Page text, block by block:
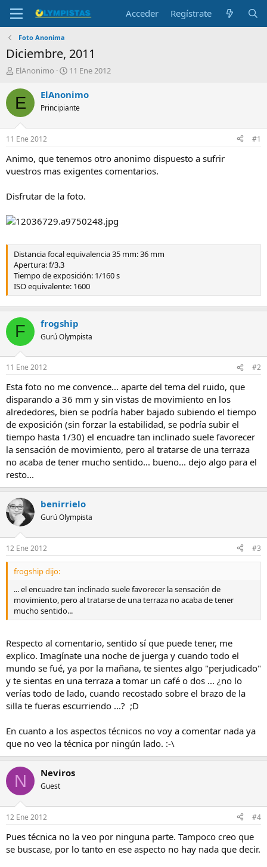
Acceder Regístrate
Foto Anonima
Diciembre, 2011
I
i
c
a
d
o
r
e
t
m
ElAnonimo
F
c
a
i
n
c
o
11 Ene 2012
E ElAnonimo
Principiante
11 Ene 2012 #1
Animo, que tenemos otro anonimo dispuesto a sufrir
vuestros mas exigentes comentarios.
Disfrutar de la foto.
Distancia focal equivalencia 35 mm: 36 mm
Apertura: f/3.3
Tiempo de exposición: 1/160 s
ISO equivalente: 1600
F frogship
Gurú Olympista
11 Ene 2012 #2
Esta foto no me convence... aparte del tema del ruido, que
disparando a 36 mm y sin vistas de movimiento en los
alrededores, bien se podría haber bajado subiendo el tiempo
de exposición (sin forzar la estabilidad, se podría subir el
tiempo hasta 1/30) el encuadre tan inclinado suele favorecer
la sensación de movimiento, pero al tratarse de una terraza
no acaba de tener mucho sentido... bueno... dejo algo para el
resto...
benirrielo
Gurú Olympista
12 Ene 2012 #3
frogship dijo:
... el encuadre tan inclinado suele favorecer la sensación de
movimiento, pero al tratarse de una terraza no acaba de tener
mucho sentido...
Respecto al comentario, sentido sí que puede tener, me
explico. Imagínate una noche de juerga y cuando todo el
mundo se fué, ya por la mañana, te sientes algo "perjudicado"
y te sientas en una terraza a tomar un café o dos ... ¿no lo
verías todo de lado, cuando recostado sobre el brazo de la
silla te fueras escurriendo ...? ;D
En cuanto a los aspectos técnicos no voy a comentar nada ya
que no veo la técnica por ningún lado. :-\
N Neviros
Guest
12 Ene 2012 #4
Pues técnica no la veo por ninguna parte. Tampoco creo que
se buscase, por lo tanto en ese aspecto no hay nada que decir.